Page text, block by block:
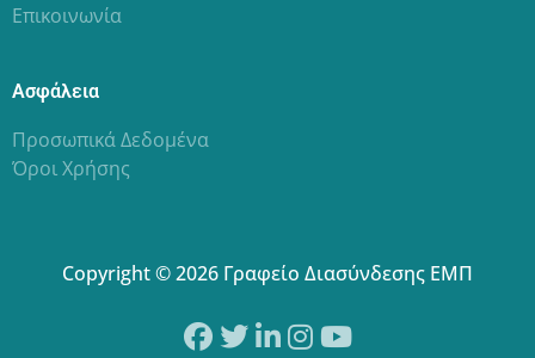
Επικοινωνία
Ασφάλεια
Προσωπικά Δεδομένα
Όροι Χρήσης
Copyright © 2026 Γραφείο Διασύνδεσης ΕΜΠ